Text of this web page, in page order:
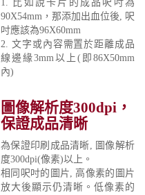
1. 比如說卡片的成品呎吋為
90X54mm，那添加出血位後, 呎
吋應該為96X60mm
2. 文字或內容需置於距離成品
線邊緣3mm以上(即86X50mm
內)
圖像解析度300dpi，
保證成品清晰
為保證印刷成品清晰, 圖像解析
度300dpi(像素)以上。
相同呎吋的圖片, 高像素的圖片
放大後顯示仍清晰。低像素的